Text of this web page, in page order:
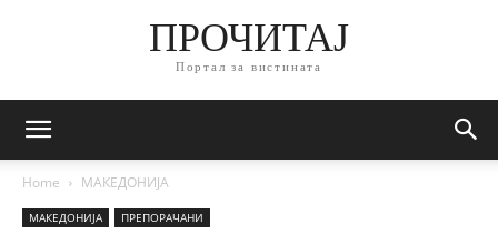
ПРОЧИТАЈ
Портал за вистината
Home МАКЕДОНИЈА
МАКЕДОНИЈА ПРЕПОРАЧАНИ